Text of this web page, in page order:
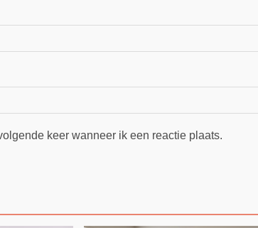
keer wanneer ik een reactie plaats.